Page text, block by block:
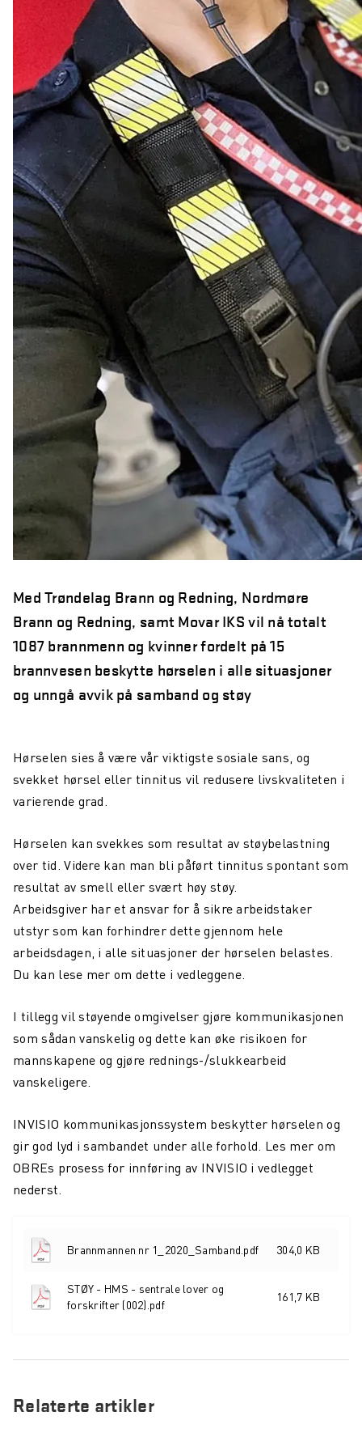
Med Trøndelag Brann og Redning, Nordmøre
Brann og Redning, samt Movar IKS vil nå totalt
1087 brannmenn og kvinner fordelt på 15
brannvesen beskytte hørselen i alle situasjoner
og unngå avvik på samband og støy
Hørselen sies å være vår viktigste sosiale sans, og
svekket hørsel eller tinnitus vil redusere livskvaliteten i
varierende grad.
Hørselen kan svekkes som resultat av støybelastning
over tid. Videre kan man bli påført tinnitus spontant som
resultat av smell eller svært høy støy.
Arbeidsgiver har et ansvar for å sikre arbeidstaker
utstyr som kan forhindrer dette gjennom hele
arbeidsdagen, i alle situasjoner der hørselen belastes.
Du kan lese mer om dette i vedleggene.
I tillegg vil støyende omgivelser gjøre kommunikasjonen
som sådan vanskelig og dette kan øke risikoen for
mannskapene og gjøre rednings-/slukkearbeid
vanskeligere.
INVISIO kommunikasjonssystem beskytter hørselen og
gir god lyd i sambandet under alle forhold. Les mer om
OBREs prosess for innføring av INVISIO i vedlegget
nederst.
Brannmannen nr 1_2020_Samband.pdf 304,0 KB
STØY - HMS - sentrale lover og
forskrifter (002).pdf
161,7 KB
Relaterte artikler